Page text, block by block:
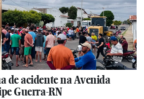
de acidente na Avenida
Guerra-RN